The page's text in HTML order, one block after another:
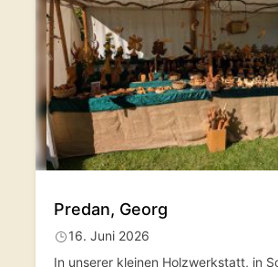
Predan, Georg
16. Juni 2026
In unserer kleinen Holzwerkstatt, in